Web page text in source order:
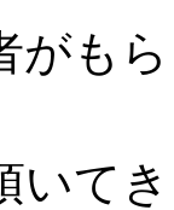
がも
いて